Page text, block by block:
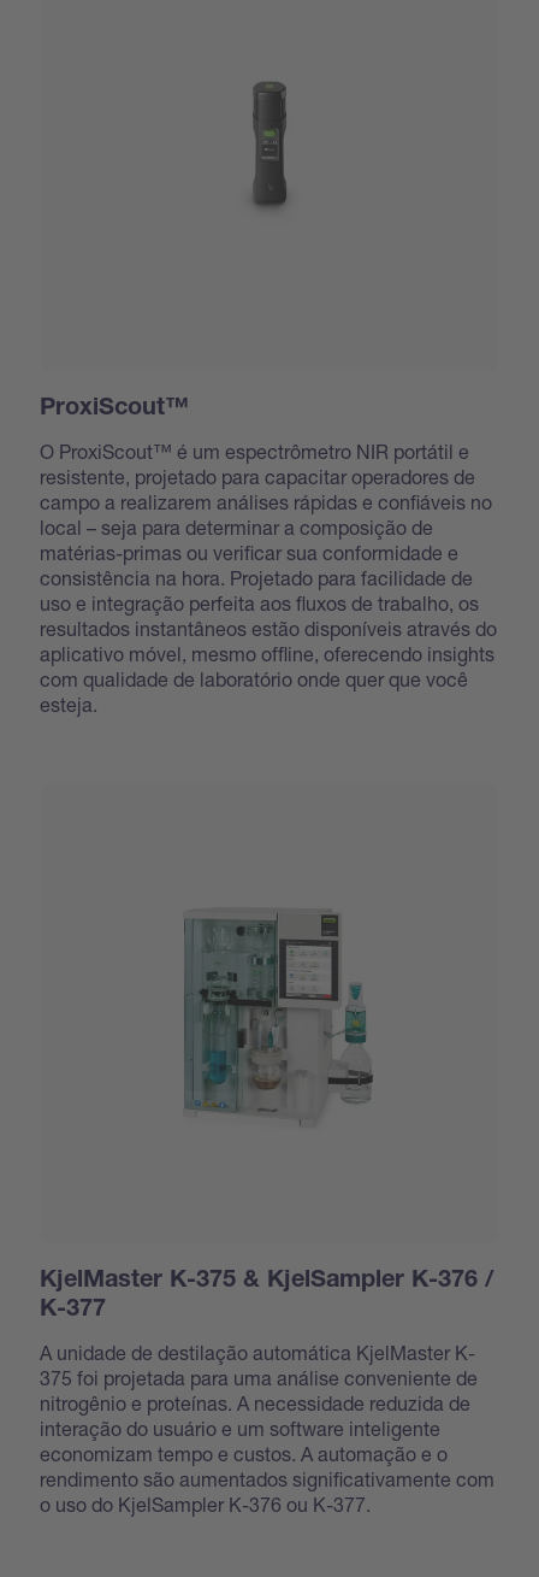
ProxiScout™
O ProxiScout™ é um espectrômetro NIR portátil e
resistente, projetado para capacitar operadores de
campo a realizarem análises rápidas e confiáveis no
local – seja para determinar a composição de
matérias-primas ou verificar sua conformidade e
consistência na hora. Projetado para facilidade de
uso e integração perfeita aos fluxos de trabalho, os
resultados instantâneos estão disponíveis através do
aplicativo móvel, mesmo offline, oferecendo insights
com qualidade de laboratório onde quer que você
esteja.
KjelMaster K-375 & KjelSampler K-376 /
K-377
A unidade de destilação automática KjelMaster K-
375 foi projetada para uma análise conveniente de
nitrogênio e proteínas. A necessidade reduzida de
interação do usuário e um software inteligente
economizam tempo e custos. A automação e o
rendimento são aumentados significativamente com
o uso do KjelSampler K-376 ou K-377.